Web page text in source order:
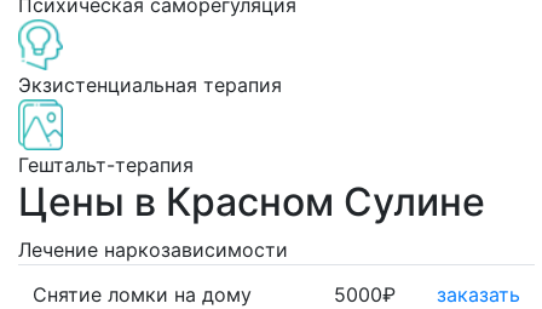
Психическая саморегуляция
Экзистенциальная терапия
Гештальт-терапия
Цены в Красном Сулине
Лечение наркозависимости
Снятие ломки на дому
5000₽ заказать